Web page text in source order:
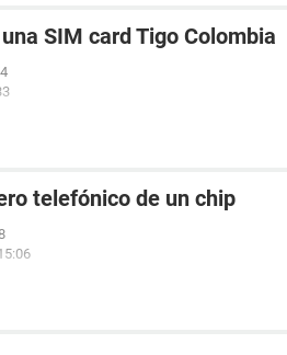
SIM card Tigo Colombia
telefónico de un chip